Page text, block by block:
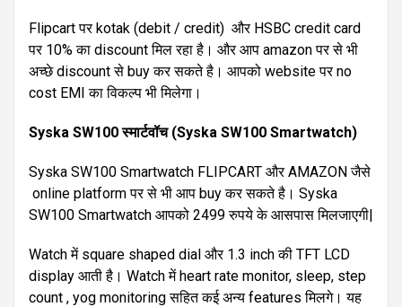
Flipcart पर kotak (debit / credit) और HSBC credit card
पर 10% का discount मिल रहा है। और आप amazon पर से भी
अच्छे discount से buy कर सकते है। आपको website पर no
cost EMI का विकल्प भी मिलेगा।
Syska SW100स्मार्टवॉच(Syska SW100 Smartwatch)
Syska SW100 Smartwatch FLIPCART और AMAZON जैसे
online platform पर से भी आप buy कर सकते है। Syska
SW100 Smartwatch आपको 2499 रुपये के आसपास मिलजाएगी|
Watch में square shaped dial और 1.3 inch की TFT LCD
display आती है। Watch में heart rate monitor, sleep, step
count , yog monitoring सहित कई अन्य features मिलगे। यह